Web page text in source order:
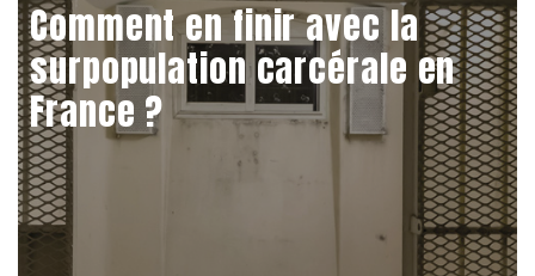
Comment en finir avec la
surpopulation carcérale en
France ?